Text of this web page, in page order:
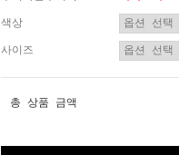
색상
사이즈
총 상품 금액